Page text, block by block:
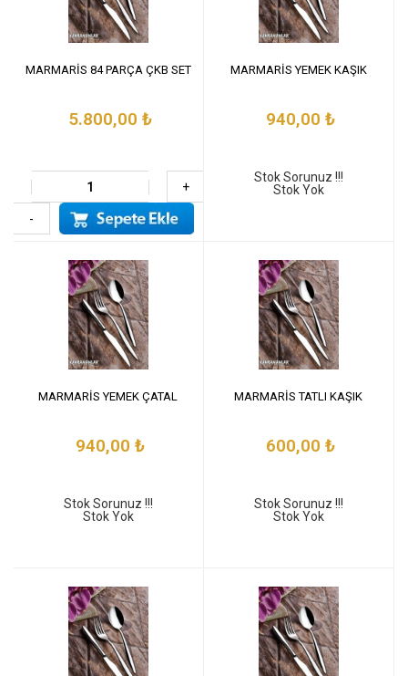
MARMARİS 84 PARÇA ÇKB SET
5.800,00 ₺
+
-
MARMARİS YEMEK KAŞIK
940,00 ₺
Stok Sorunuz !!!
Stok Yok
MARMARİS YEMEK ÇATAL
940,00 ₺
Stok Sorunuz !!!
Stok Yok
MARMARİS TATLI KAŞIK
600,00 ₺
Stok Sorunuz !!!
Stok Yok